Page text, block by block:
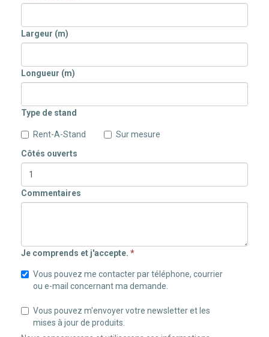
Largeur (m)
Longueur (m)
Type de stand
Rent-A-Stand
Sur mesure
Côtés ouverts
Commentaires
Je comprends et j'accepte. *
Vous pouvez me contacter par téléphone, courrier
ou e-mail concernant ma demande.
Vous pouvez m'envoyer votre newsletter et les
mises à jour de produits.